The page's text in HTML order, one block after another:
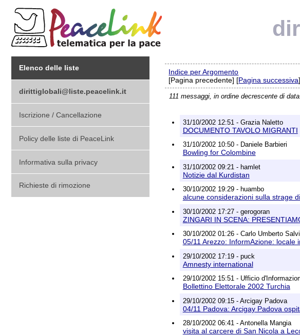
Elenco delle liste
dirittiglobali@liste.peacelink.it
Iscrizione / Cancellazione
Policy delle liste di PeaceLink
Informativa sulla privacy
Richieste di rimozione
Indice per Argomento
[Pagina precedente] [Pagina successiva]
111 messaggi, in ordine decrescente di
31/10/2002 12:51 - Grazia Naletto
DOCUMENTO TAVOLO MIGRANTI
31/10/2002 10:50 - Daniele Barbieri
Bowling for Colombine
31/10/2002 09:21 - hamlet
Notizie dal Kurdistan
30/10/2002 19:29 - huambo
alcune considerazioni sulla strage
30/10/2002 17:27 - gerogoran
ZINGARI IN SCENA:
30/10/2002 01:26 - Carlo Umberto
05/11 Arezzo: InformAzione:
29/10/2002 17:19 - puck
Amnesty international
29/10/2002 15:51 - Ufficio
Bollettino Elettorale 2002 Turchia
29/10/2002 09:15 - Arcigay Padova
04/11 Padova: Arcigay Padova
28/10/2002 06:41 - Antonella Mangia
visita al carcere di San Nicola a